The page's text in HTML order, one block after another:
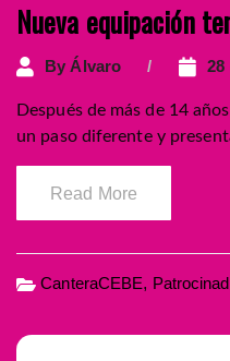
Nueva equipación
By Álvaro 28
Después de más de 14
un paso diferente y
Read More
CanteraCEBE,